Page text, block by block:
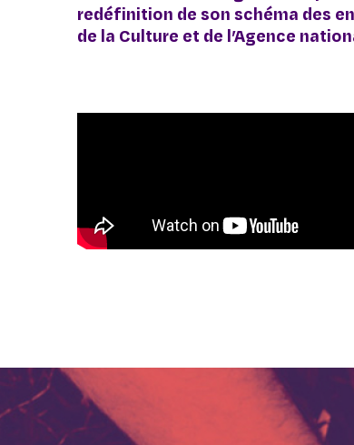
redéfinition de son schéma des
de la Culture et de l’Agence